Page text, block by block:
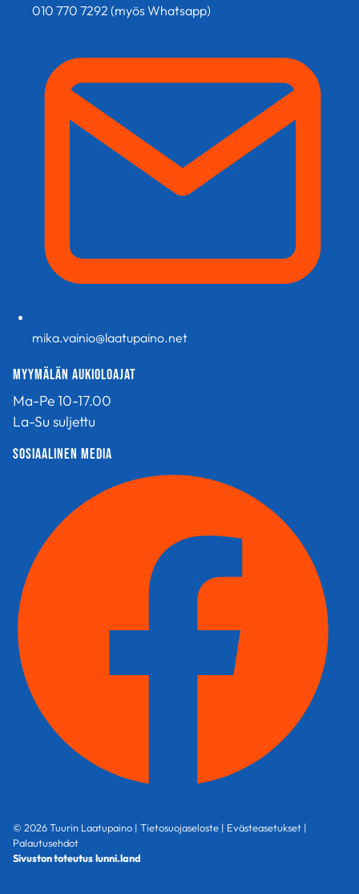
010 770 7292 (myös Whatsapp)
mika.vainio@laatupaino.net
Myymälän aukioloajat
Ma-Pe 10-17.00
La-Su suljettu
sosiaalinen media
© 2026 Tuurin Laatupaino | Tietosuojaseloste | Evästeasetukset |
Palautusehdot
Sivuston toteutuslunni.land